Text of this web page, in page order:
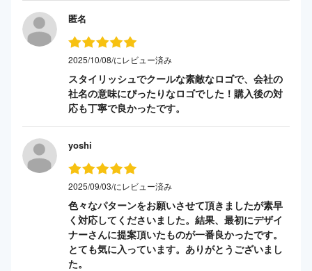
匿名
2025/10/08/にレビュー済み
スタイリッシュでクールな素敵なロゴで、会社の
社名の意味にぴったりなロゴでした！購入後の対
応も丁寧で良かったです。
yoshi
2025/09/03/にレビュー済み
色々なパターンをお願いさせて頂きましたが素早
く対応してくださいました。結果、最初にデザイ
ナーさんに提案頂いたものが一番良かったです。
とても気に入っています。ありがとうございまし
た。